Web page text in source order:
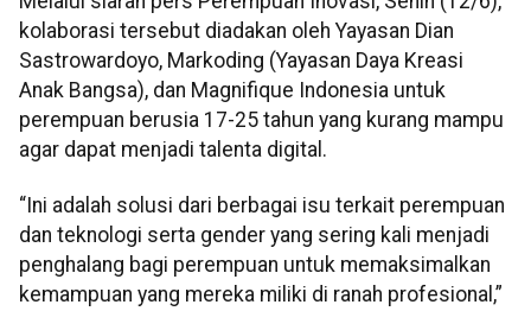
kolaborasi tersebut diadakan oleh Yayasan Dian
Sastrowardoyo, Markoding (Yayasan Daya Kreasi
Anak Bangsa), dan Magnifique Indonesia untuk
perempuan berusia 17-25 tahun yang kurang mampu
agar dapat menjadi talenta digital.
“Ini adalah solusi dari berbagai isu terkait perempuan
dan teknologi serta gender yang sering kali menjadi
penghalang bagi perempuan untuk memaksimalkan
kemampuan yang mereka miliki di ranah profesional,”